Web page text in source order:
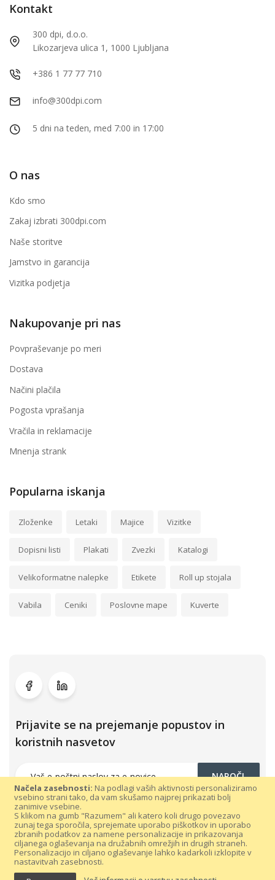
Načela zasebnosti: Na podlagi vaših aktivnosti personaliziramo
vsebino strani tako, da vam skušamo najprej prikazati bolj
zanimive vsebine.
S klikom na gumb "Razumem" ali katero koli drugo povezavo
zunaj tega sporočila, sprejemate uporabo piškotkov in uporabo
zbranih podatkov za namene personalizacije in prikazovanja
ciljanega oglaševanja na družabnih omrežjih in drugih straneh.
Personalizacijo in ciljano oglaševanje lahko kadarkoli izklopite v
nastavitvah zasebnosti.
Kontakt
300 dpi, d.o.o.
Likozarjeva ulica 1, 1000 Ljubljana
+386 1 77 77 710
info@300dpi.com
5 dni na teden, med 7:00 in 17:00
O nas
Kdo smo
Zakaj izbrati 300dpi.com
Naše storitve
Jamstvo in garancija
Vizitka podjetja
Nakupovanje pri nas
Povpraševanje po meri
Dostava
Načini plačila
Pogosta vprašanja
Vračila in reklamacije
Mnenja strank
Popularna iskanja
Zloženke Letaki Majice Vizitke
Dopisni listi Plakati Zvezki Katalogi
Velikoformatne nalepke Etikete Roll up stojala
Vabila Ceniki Poslovne mape Kuverte
Prijavite se na prejemanje popustov in
koristnih nasvetov
NAROČI
Vse pravice pridržane 300dpi.com © 2021 | Splošni pogoji poslovanja